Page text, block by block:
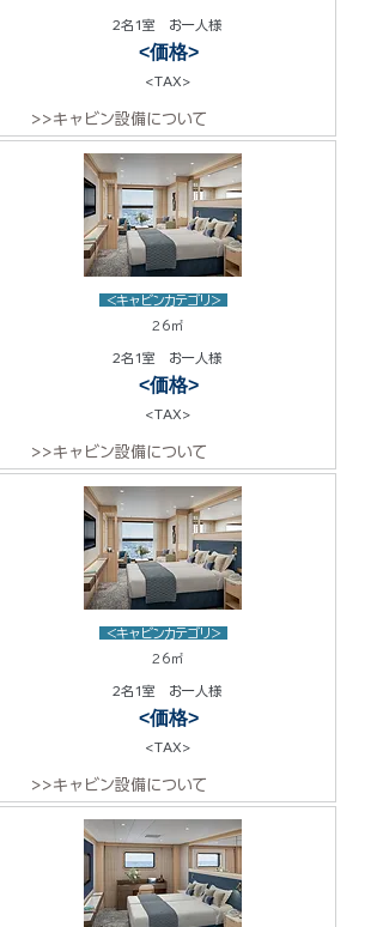
2名1室 お一人様
<価格>
<TAX>
>>キャビン設備について
<キャビンカテゴリ>
26㎡
2名1室 お一人様
<価格>
<TAX>
>>キャビン設備について
<キャビンカテゴリ>
26㎡
2名1室 お一人様
<価格>
<TAX>
>>キャビン設備について